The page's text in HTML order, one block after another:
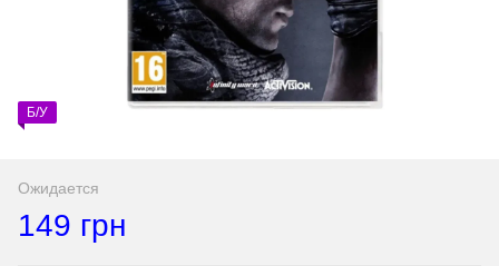
Б/У
Ожидается
149 грн